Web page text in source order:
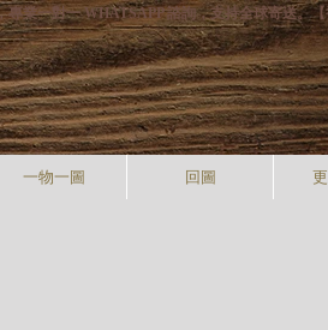
業一對一 WHATSAPP 諮詢，支持全球寄送。
一物一圖 回圖